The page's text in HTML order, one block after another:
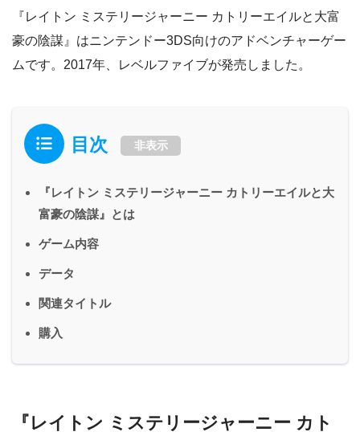
『レイトン ミステリージャーニー カトリーエイルと大富
豪の陰謀』はニンテンドー3DS向けのアドベンチャーゲー
ムです。2017年、レベルファイブが発売しました。
目次 非表示
『レイトン ミステリージャーニー カトリーエイルと大
富豪の陰謀』とは
ゲーム内容
データ
関連タイトル
購入
『レイトン ミステリージャーニー カト